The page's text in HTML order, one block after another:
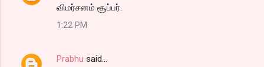
விமர்சனம் சூப்பர்.
1:22 PM
Prabhu said…